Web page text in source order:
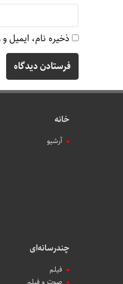
ذخیره نام، ایمیل
خانه
آرشیو
چندرسانه‌ای
فیلم